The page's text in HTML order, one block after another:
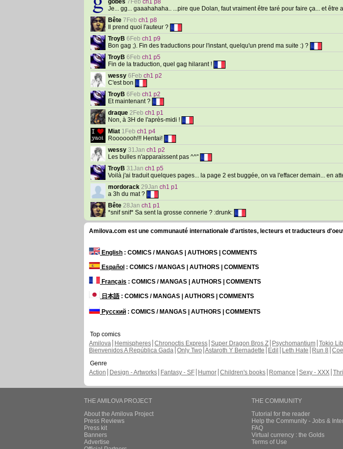
gobes 7Feb ch1 p8
Je... gg... gaaahahaha.. ...pire que Dolan, faut vraiment être taré pour faire ça... et être
Bête 7Feb ch1 p8
Il prend quoi l'auteur ?
TroyB 6Feb ch1 p9
Bon gag ;). Fin des traductions pour l'instant, quelqu'un prend ma suite :) ?
TroyB 6Feb ch1 p5
Fin de la traduction, quel gag hilarant !
wessy 6Feb ch1 p2
C'est bon
TroyB 6Feb ch1 p2
Et maintenant ?
draque 2Feb ch1 p1
Non, à 3H de l'après-midi !
Miat 1Feb ch1 p4
Rooooooh!!! Hentai!
wessy 31Jan ch1 p2
Les bulles n'apparaissent pas ^^"
TroyB 31Jan ch1 p5
Voilà j'ai traduit quelques pages... la page 2 est buggée, on va l'effacer demain... en
mordorack 29Jan ch1 p1
a 3h du mat ?
Bête 28Jan ch1 p1
*snif snif* Sa sent la grosse connerie ? :drunk:
Amilova.com est une communauté internationale d'artistes, lecteurs et traducteurs
English : COMICS / MANGAS | AUTHORS | COMMENTS
Español : COMICS / MANGAS | AUTHORS | COMMENTS
Français : COMICS / MANGAS | AUTHORS | COMMENTS
日本語: COMICS / MANGAS | AUTHORS | COMMENTS
Русский : COMICS / MANGAS | AUTHORS | COMMENTS
Top comics
Amilova
Hemispheres Chronoctis Express Super Dragon Bros Z Psychomantium Tokio
Bienvenidos A República Gada Only Two Astaroth Y Bernadette Edil Leth Hate Run 8
Genre
Action
Design - Artworks Fantasy - SF Humor Children's books Romance Sexy - XXX
THE AMILOVA PROJECT
About the Amilova Project
Press Reviews
Press kit
Banners
Advertise
THE COMMUNITY
Tutorial for the reader
Help the Community - Jobs &
FAQ
Virtual currency : the Golds
Terms of Use